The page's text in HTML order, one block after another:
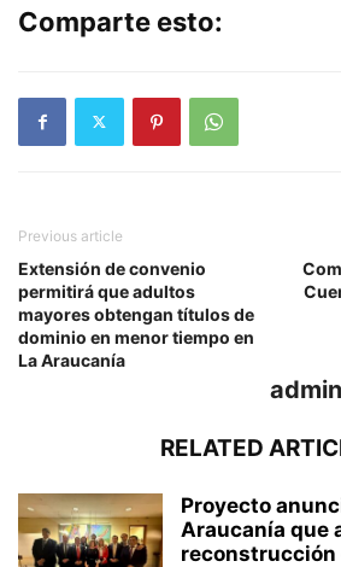
Comparte esto:
Previous article
Extensión de convenio
permitirá que adultos
mayores obtengan títulos de
dominio en menor tiempo en
La Araucanía
admin
RELATED
Proyecto
Araucanía que
reconstrucción